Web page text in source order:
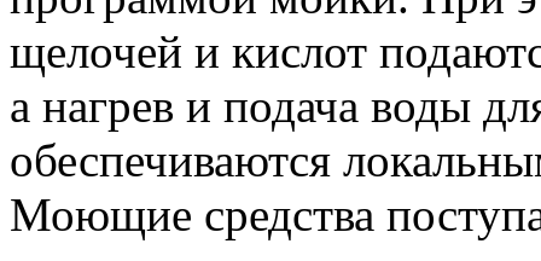
щелочей и кислот
а нагрев и подача воды
обеспечиваются
Моющие средства